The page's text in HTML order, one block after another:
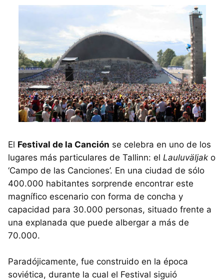
El Festival de la Canción se celebra en uno de los
lugares más particulares de Tallinn: el Lauluväljak o
‘Campo de las Canciones’. En una ciudad de sólo
400.000 habitantes sorprende encontrar este
magnífico escenario con forma de concha y
capacidad para 30.000 personas, situado frente a
una explanada que puede albergar a más de
70.000.
Paradójicamente, fue construido en la época
soviética, durante la cual el Festival siguió